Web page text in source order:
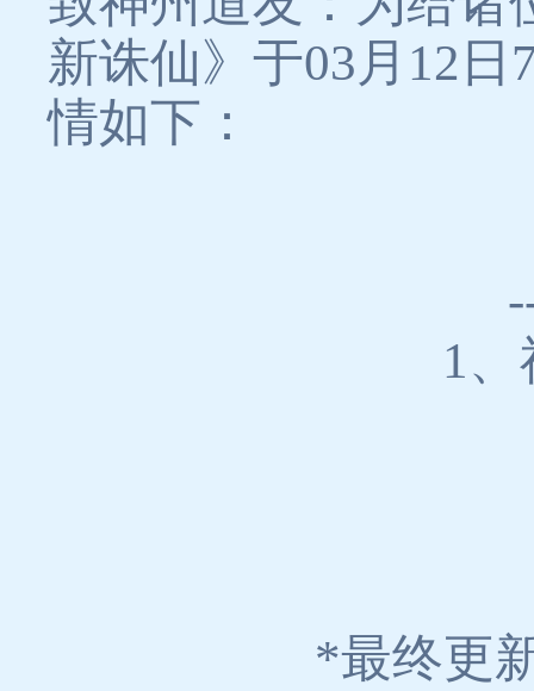
新诛仙》于03月12
情如下：
1
*最终更